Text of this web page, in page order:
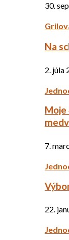
30.
Na
2. júla
Moje
7.
22.